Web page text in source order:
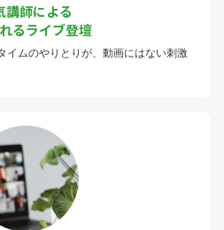
講師による
るライブ登壇
イムのやりとりが、動画にはない刺激